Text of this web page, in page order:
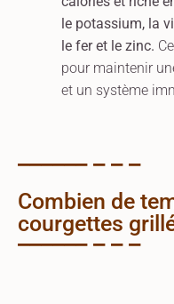
le potassium, la
le fer et le zinc.
pour maintenir
et un système
Combien de
courgettes